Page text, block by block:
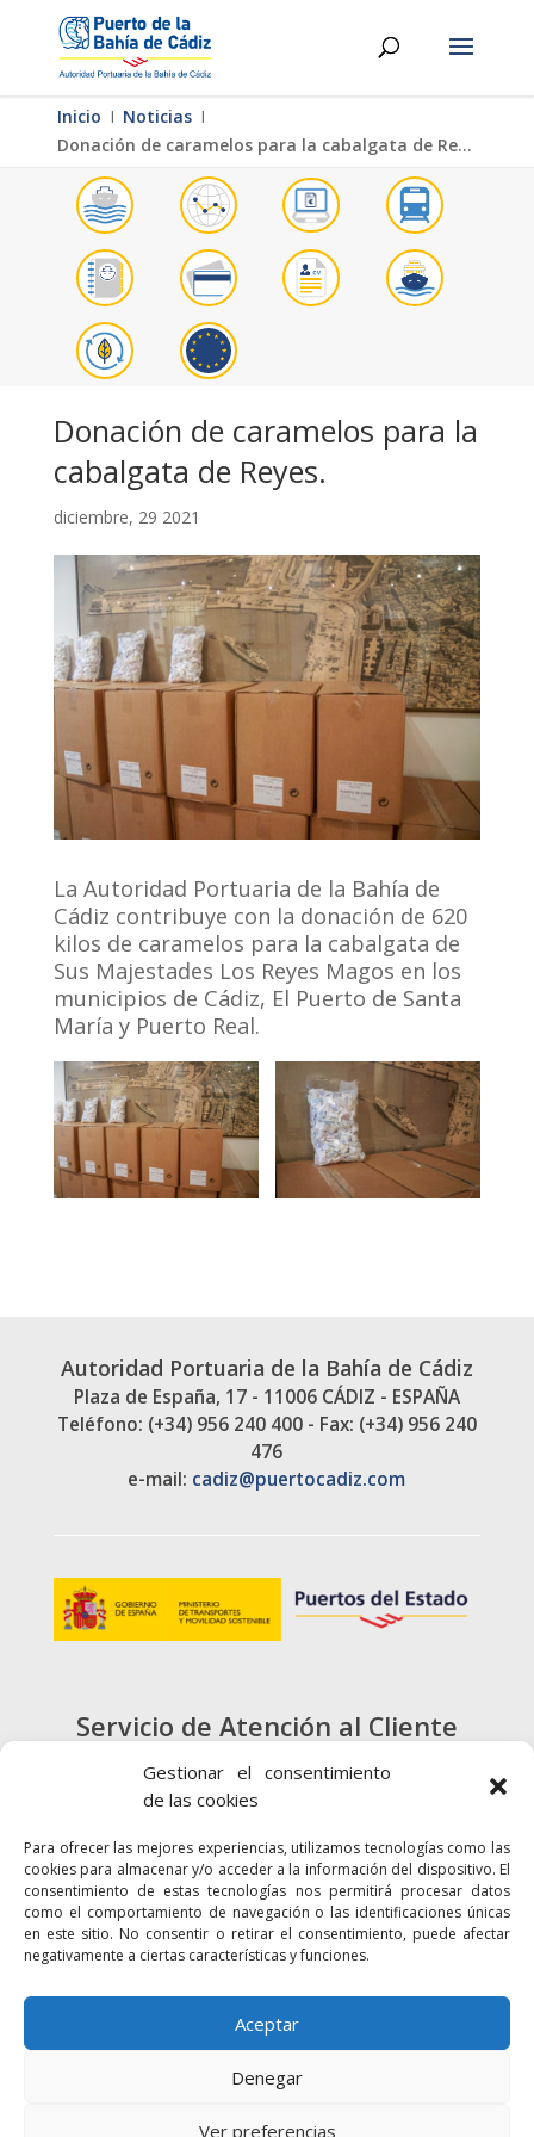
Gestionar el consentimiento
de las cookies
Para ofrecer las mejores experiencias, utilizamos tecnologías como las
cookies para almacenar y/o acceder a la información del dispositivo. El
consentimiento de estas tecnologías nos permitirá procesar datos
como el comportamiento de navegación o las identificaciones únicas
en este sitio. No consentir o retirar el consentimiento, puede afectar
negativamente a ciertas características y funciones.
Aceptar
Denegar
Ver preferencias
Inicio Ι Noticias Ι
Donación de caramelos para la cabalgata de Reyes.
Donación de caramelos para la
cabalgata de Reyes.
diciembre, 29 2021
La Autoridad Portuaria de la Bahía de
Cádiz contribuye con la donación de 620
kilos de caramelos para la cabalgata de
Sus Majestades Los Reyes Magos en los
municipios de Cádiz, El Puerto de Santa
María y Puerto Real.
Autoridad Portuaria de la Bahía de Cádiz
Plaza de España, 17 - 11006 CÁDIZ - ESPAÑA
Teléfono: (+34) 956 240 400 - Fax: (+34) 956 240
476
e-mail: cadiz@puertocadiz.com
Servicio de Atención al Cliente
900 720 415
CONTACTO
Enlaces Accesibilidad Mapa Web
Política de cookies
Aviso legal